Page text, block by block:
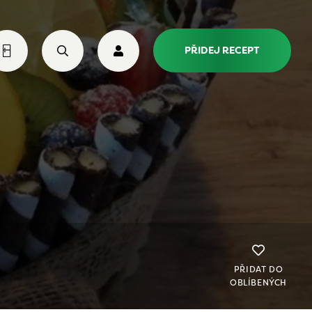
PŘIDEJ RECEPT
PŘIDAT DO
OBLÍBENÝCH